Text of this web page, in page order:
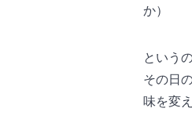
か）
という
その日
味を変